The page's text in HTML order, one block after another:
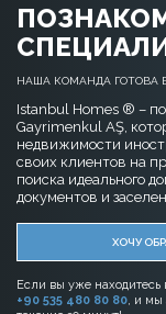
НАША КОМАНДА ГОТОВА
Istanbul Homes ® –
Gayrimenkul AŞ,
недвижимости
своих клиентов на
поиска идеального
документов и
ХОЧУ
Если вы уже
+90 535 480 80 80, и мы